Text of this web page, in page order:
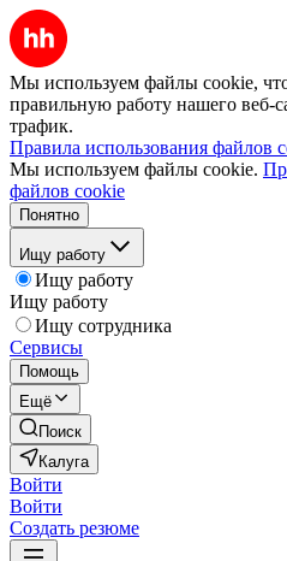
Мы используем файлы cookie,
правильную работу нашего веб-
трафик.
Правила использования файлов
Мы используем файлы cookie.
файлов cookie
Понятно
Ищу работу
Ищу работу
Ищу работу
Ищу сотрудника
Сервисы
Помощь
Ещё
Поиск
Калуга
Войти
Войти
Создать резюме